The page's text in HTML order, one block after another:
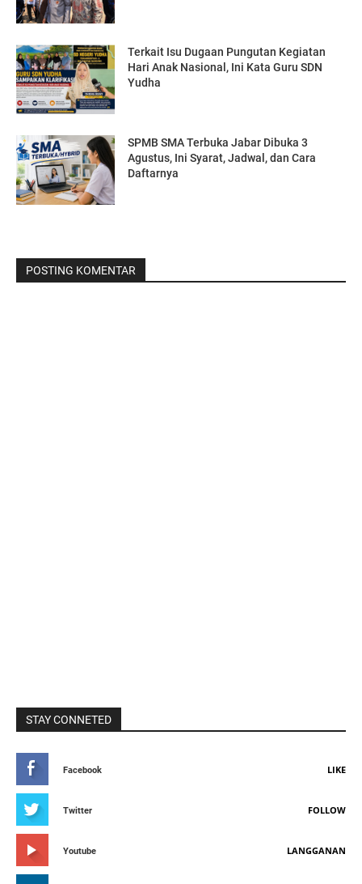
Terkait Isu Dugaan Pungutan Kegiatan
Hari Anak Nasional, Ini Kata Guru SDN
Yudha
SPMB SMA Terbuka Jabar Dibuka 3
Agustus, Ini Syarat, Jadwal, dan Cara
Daftarnya
POSTING KOMENTAR
STAY CONNETED
Facebook LIKE
Twitter FOLLOW
Youtube LANGGANAN